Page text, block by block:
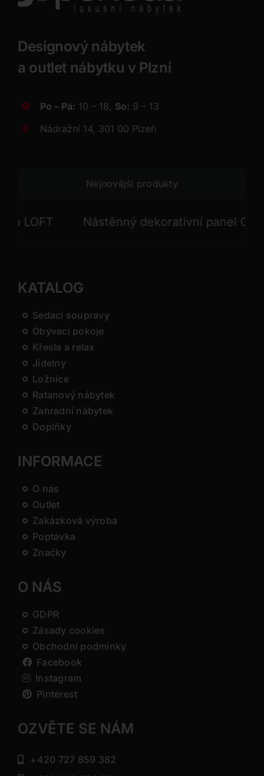
Designový nábytek
a outlet nábytku v Plzni
Po – Pá: 10 – 18, So: 9 – 13
Nádražní 14, 301 00 Plzeň
Nejnovější produkty
Nástěnný dekorativní panel GONG
KATALOG
Sedací soupravy
Obývací pokoje
Křesla a relax
Jídelny
Ložnice
Ratanový nábytek
Zahradní nábytek
Doplňky
INFORMACE
O nás
Outlet
Zakázková výroba
Poptávka
Značky
O NÁS
GDPR
Zásady cookies
Obchodní podmínky
Facebook
Instagram
Pinterest
OZVĚTE SE NÁM
+420 727 859 382